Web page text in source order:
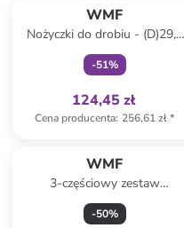
WMF
Nożyczki do drobiu - (D)29,5
cm
-51%
124,45 zł
Cena producenta: 256,61 zł*
WMF
3-częściowy zestaw
barmański - shaker, tłuczek,
szczypce
-50%